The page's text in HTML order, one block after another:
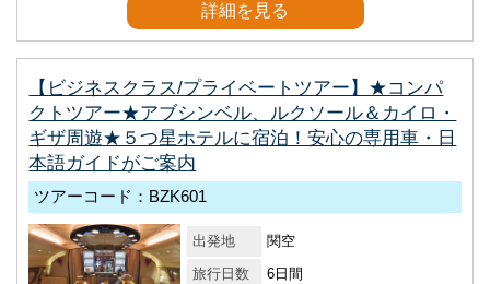
詳細を見る
【ビジネスクラス/プライベートツアー】★コンパ
クトツアー★アブシンベル、ルクソール＆カイロ・
ギザ周遊★５つ星ホテルに宿泊！安心の専用車・日
本語ガイドがご案内
ツアーコード：BZK601
出発地
関空
旅行日数
6日間